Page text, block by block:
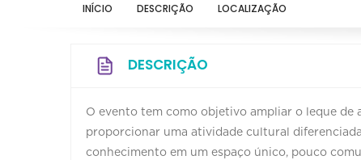
INÍCIO DESCRIÇÃO LOCALIZAÇÃO
DESCRIÇÃO
O evento tem como objetivo ampliar o leque de
proporcionar uma atividade cultural
conhecimento em um espaço único, pouco